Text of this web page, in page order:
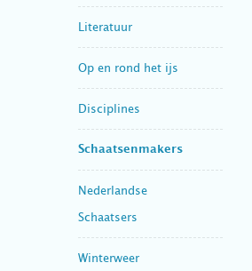
Literatuur
Op en rond het ijs
Disciplines
Schaatsenmakers
Nederlandse
Schaatsers
Winterweer